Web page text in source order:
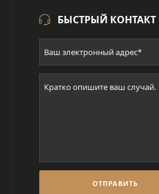
БЫСТРЫЙ КОНТАКТ